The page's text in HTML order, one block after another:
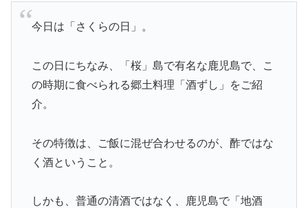
今日は「さくらの日」。
この日にちなみ、「桜」島で有名な鹿児島で、こ
の時期に食べられる郷土料理「酒ずし」をご紹
介。
その特徴は、ご飯に混ぜ合わせるのが、酢ではな
く酒ということ。
しかも、普通の清酒ではなく、鹿児島で「地酒